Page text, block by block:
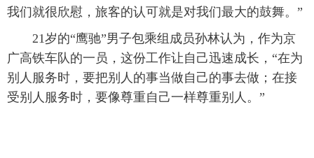
我们就很欣慰，旅客的认可就是对我们最大的鼓舞。”
21岁的“鹰驰”男子包乘组成员孙林认为，作为京
广高铁车队的一员，这份工作让自己迅速成长，“在为
别人服务时，要把别人的事当做自己的事去做；在接
受别人服务时，要像尊重自己一样尊重别人。”